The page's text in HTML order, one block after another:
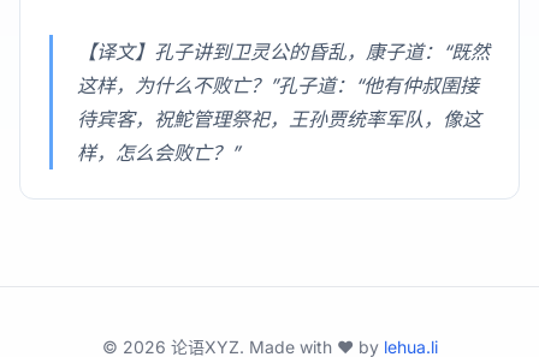
【译文】孔子讲到卫灵公的昏乱，康子道：“既然
这样，为什么不败亡？”孔子道：“他有仲叔圉接
待宾客，祝鮀管理祭祀，王孙贾统率军队，像这
样，怎么会败亡？”
© 2026 论语XYZ. Made with ❤️ by lehua.li